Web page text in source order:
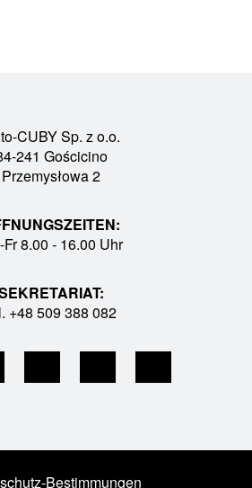
CUBY Sp. z o.o.
241 Gościcino
Przemysłowa 2
Fr 8.00 - 16.00 Uhr
+48 509 388 082
Bestimmungen